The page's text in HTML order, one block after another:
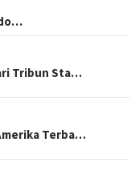
Tribun Sta…
Terba…